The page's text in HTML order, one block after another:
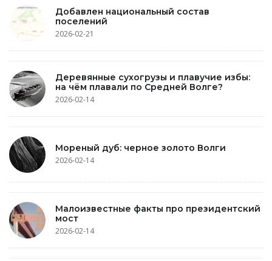
Добавлен национальный состав
поселений
2026-02-21
Деревянные сухогрузы и плавучие избы:
на чём плавали по Средней Волге?
2026-02-14
Мореный дуб: черное золото Волги
2026-02-14
Малоизвестные факты про президентский
мост
2026-02-14